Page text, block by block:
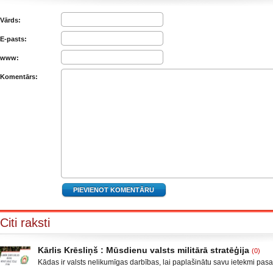
Vārds:
E-pasts:
www:
Komentārs:
Citi raksti
Kārlis Krēsliņš : Mūsdienu valsts militārā stratēģija (0)
Kādas ir valsts nelikumīgas darbības, lai paplašinātu savu ietekmi